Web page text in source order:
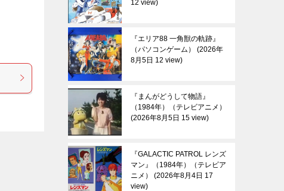
12 view
『エリア88 一角獣の軌跡』
（パソコンゲーム）
2026年
8月5日 12 view
『まんがどうして物語』
（1984年）（テレビアニメ）
2026年8月5日 15 view
『GALACTIC PATROL レンズ
マン』（1984年）（テレビア
ニメ）
2026年8月4日 17
view